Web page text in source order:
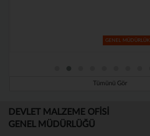
GENEL MÜDÜRLÜK
Tümünü Gör
DEVLET MALZEME OFİSİ
GENEL MÜDÜRLÜĞÜ